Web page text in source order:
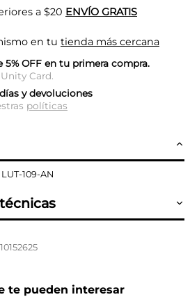
a $20 ENVÍO GRATIS
en tu tienda más cercana
5% OFF en tu primera compra.
Card.
y devoluciones
políticas
109-AN
10152625
te pueden interesar